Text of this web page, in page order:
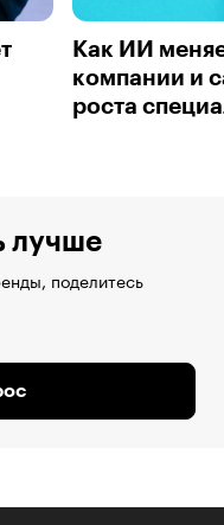
Как ИИ
компании и
роста
лучше
поделитесь